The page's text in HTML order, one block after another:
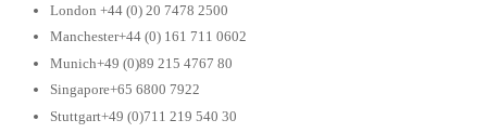
London +44 (0) 20 7478 2500
Manchester+44 (0) 161 711 0602
Munich+49 (0)89 215 4767 80
Singapore+65 6800 7922
Stuttgart+49 (0)711 219 540 30